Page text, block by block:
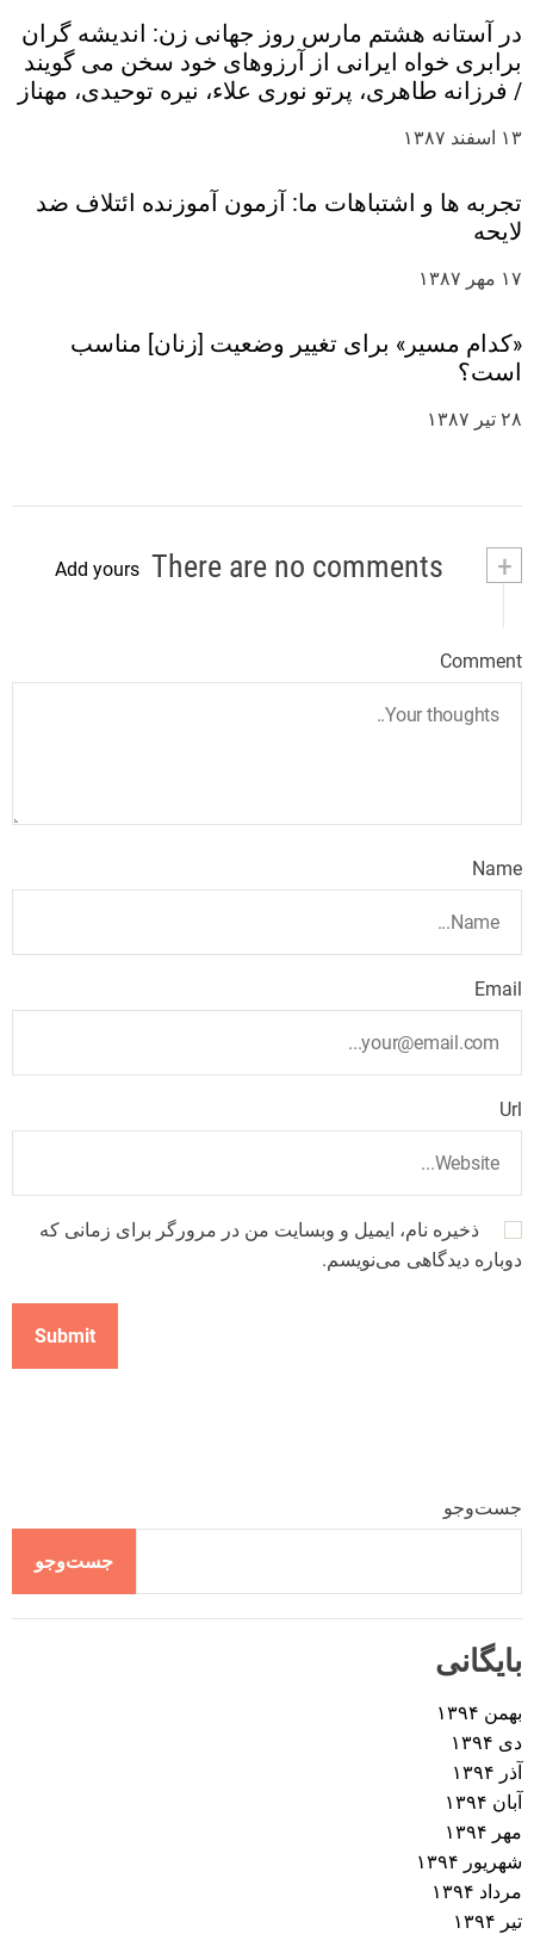
در آستانه هشتم مارس روز جهانی زن: اندیشه گران
برابری خواه ایرانی از آرزوهای خود سخن می گویند
/ فرزانه طاهری، پرتو نوری علاء، نیره توحیدی، مهناز
سهیلا وحدتی، شهلا عبقری، ژاله گوهری، ناهید
فامیلی، ایراندخت امیدوار، فریبا داودی مهاجر،
صبریه نجفی، رویا صحرایی، کاظم علمداری، مهرداد
معینی، محمد برقعی، نریمان رحیمی، کریم
۱۳ اسفند ۱۳۸۷
تجربه ها و اشتباهات ما: آزمون آموزنده ائتلاف ضد
لایحه
۱۷ مهر ۱۳۸۷
«کدام مسیر» برای تغییر وضعیت [زنان] مناسب
است؟
۲۸ تیر ۱۳۸۷
+
Add yours
Comment
Name
Email
Url
ذخیره نام، ایمیل و وبسایت من در مرورگر برای زمانی که
دوباره دیدگاهی می‌نویسم.
جست‌وجو
جست‌وجو
بایگانی
بهمن ۱۳۹۴
دی ۱۳۹۴
آذر ۱۳۹۴
آبان ۱۳۹۴
مهر ۱۳۹۴
شهریور ۱۳۹۴
مرداد ۱۳۹۴
تیر ۱۳۹۴